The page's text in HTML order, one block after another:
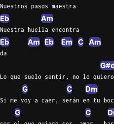
Nuestros pasos maestra
Eb Am
Nuestra huella encontra
Eb Am Eb Em C Am
da
Lo que suelo sentir, no lo
G C Dm
Si me voy a caer, serán en tu
G C